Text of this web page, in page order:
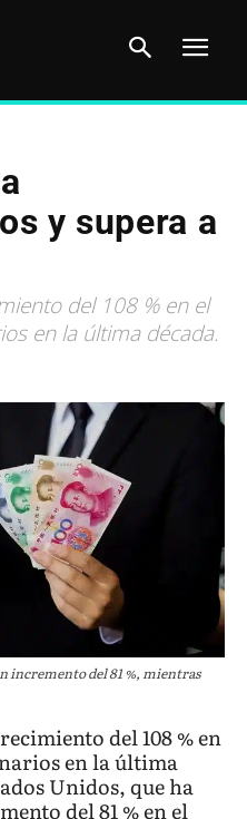
y supera a
del 108 % en el
en la última década.
incremento del 81 %, mientras
del 108 % en
en la última
Unidos, que ha
del 81 % en el